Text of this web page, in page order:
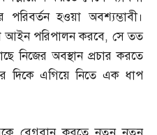
হওয়া অবশ্যম্ভাবী।
আইন পরিপালন করবে, সে তত
নিজের অবস্থান প্রচার করতে
দিকে এগিয়ে নিতে এক ধাপ